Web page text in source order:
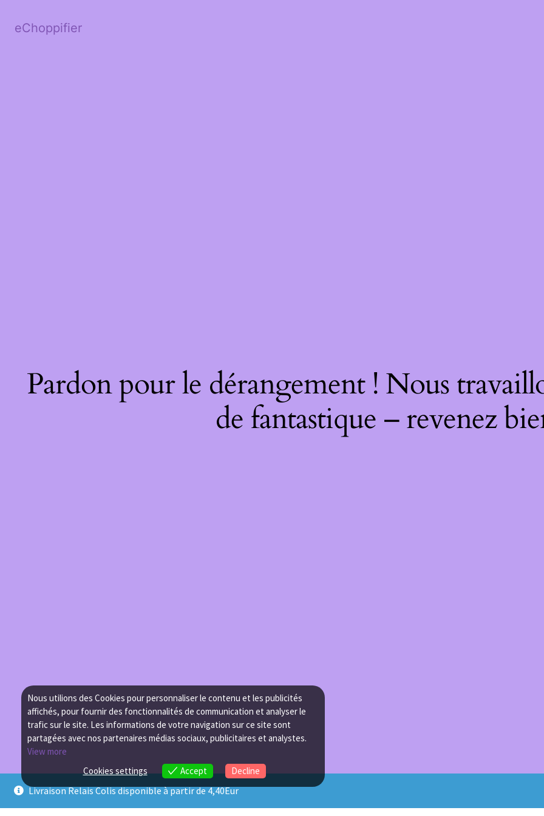
Livraison Relais Colis disponible à partir de 4,40Eur
eChoppifier
Pardon pour le dérangement ! Nous
de fantastique – revenez
Nous utilions des Cookies pour personnaliser le contenu et les publicités
affichés, pour fournir des fonctionnalités de communication et analyser le
trafic sur le site. Les informations de votre navigation sur ce site sont
partagées avec nos partenaires médias sociaux, publicitaires et analystes.
View more
Cookies settings
Accept Decline